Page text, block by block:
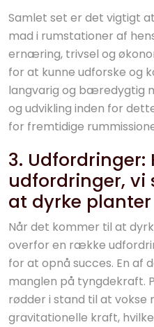
Samlet set er det vigtigt
mad i rumstationer af
ernæring, trivsel og
for at kunne udforske og
langvarig og bæredygtig
og udvikling inden for
for fremtidige
3. Udfordringer:
udfordringer, vi
at dyrke
Når det kommer til at
overfor en række
for at opnå succes. En af
manglen på tyngdekraft.
rødder i stand til at vokse
gravitationelle kraft,